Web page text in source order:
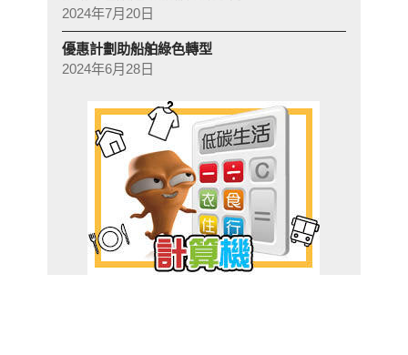
2024年7月20日
優惠計劃助船舶綠色轉型
2024年6月28日